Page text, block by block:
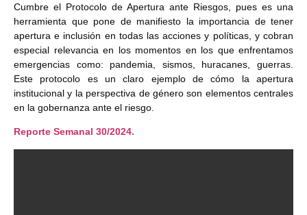
Cumbre el Protocolo de Apertura ante Riesgos, pues es una
herramienta que pone de manifiesto la importancia de tener
apertura e inclusión en todas las acciones y políticas, y cobran
especial relevancia en los momentos en los que enfrentamos
emergencias como: pandemia, sismos, huracanes, guerras.
Este protocolo es un claro ejemplo de cómo la apertura
institucional y la perspectiva de género son elementos centrales
en la gobernanza ante el riesgo.
Reporte Semanal 30/2024.